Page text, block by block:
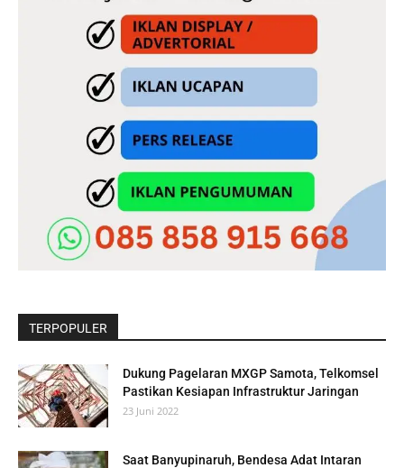
TERPOPULER
Dukung Pagelaran MXGP Samota, Telkomsel
Pastikan Kesiapan Infrastruktur Jaringan
23 Juni 2022
Saat Banyupinaruh, Bendesa Adat Intaran